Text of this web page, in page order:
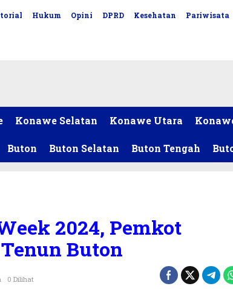
Hukum Opini DPRD Kesehatan Pariwisata
Konawe Selatan Konawe Utara
Buton Buton Selatan Buton Tengah
2024, Pemkot
Buton
0 Dilihat